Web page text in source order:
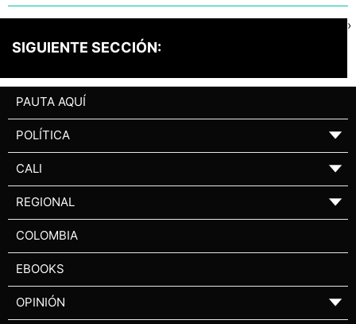
SIGUIENTE SECCIÓN:
›
PAUTA AQUÍ
POLÍTICA ▼
CALI ▼
REGIONAL ▼
COLOMBIA
EBOOKS
OPINIÓN ▼